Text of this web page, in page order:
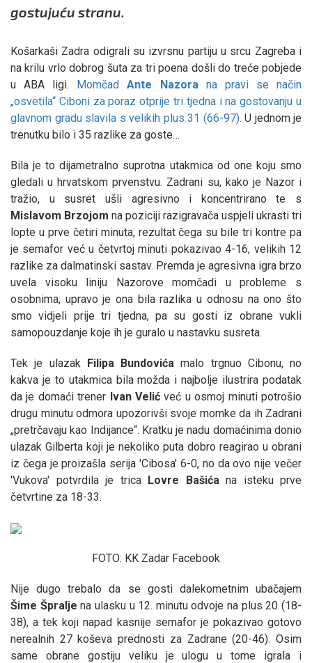
gostujuću stranu.
Košarkaši Zadra odigrali su izvrsnu partiju u srcu Zagreba i
na krilu vrlo dobrog šuta za tri poena došli do treće pobjede
u ABA ligi. MomčadAnte Nazorana pravi se način
„osvetila“ Ciboni za poraz otprije tri tjedna i na gostovanju u
glavnom gradu slavila s velikih plus 31 (66-97). U jednom je
trenutku bilo i 35 razlike za goste…
Bila je to dijametralno suprotna utakmica od one koju smo
gledali u hrvatskom prvenstvu. Zadrani su, kako je Nazor i
tražio, u susret ušli agresivno i koncentrirano te s
Mislavom Brzojom na poziciji razigravača uspjeli ukrasti tri
lopte u prve četiri minuta, rezultat čega su bile tri kontre pa
je semafor već u četvrtoj minuti pokazivao 4-16, velikih 12
razlike za dalmatinski sastav. Premda je agresivna igra brzo
uvela visoku liniju Nazorove momčadi u probleme s
osobnima, upravo je ona bila razlika u odnosu na ono što
smo vidjeli prije tri tjedna, pa su gosti iz obrane vukli
samopouzdanje koje ih je guralo u nastavku susreta.
Tek je ulazak Filipa Bundovića malo trgnuo Cibonu, no
kakva je to utakmica bila možda i najbolje ilustrira podatak
da je domaći trener Ivan Velić već u osmoj minuti potrošio
drugu minutu odmora upozorivši svoje momke da ih Zadrani
„pretrčavaju kao Indijance“. Kratku je nadu domaćinima donio
ulazak Gilberta koji je nekoliko puta dobro reagirao u obrani
iz čega je proizašla serija 'Cibosa' 6-0, no da ovo nije večer
'Vukova' potvrdila je trica Lovre Bašićana isteku prve
četvrtine za 18-33.
FOTO: KK Zadar Facebook
Nije dugo trebalo da se gosti dalekometnim ubačajem
Šime Špralje na ulasku u 12. minutu odvoje na plus 20 (18-
38), a tek koji napad kasnije semafor je pokazivao gotovo
nerealnih 27 koševa prednosti za Zadrane (20-46). Osim
same obrane gostiju veliku je ulogu u tome igrala i